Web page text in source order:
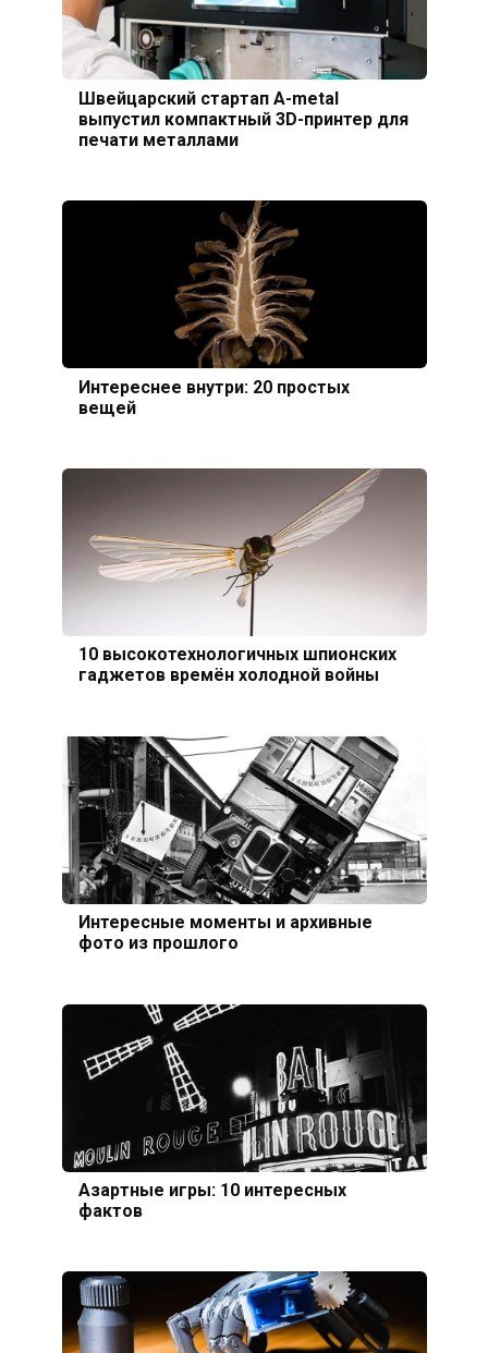
Швейцарский стартап A-metal
выпустил компактный 3D-принтер для
печати металлами
Интереснее внутри: 20 простых
вещей
10 высокотехнологичных шпионских
гаджетов времён холодной войны
Интересные моменты и архивные
фото из прошлого
Азартные игры: 10 интересных
фактов